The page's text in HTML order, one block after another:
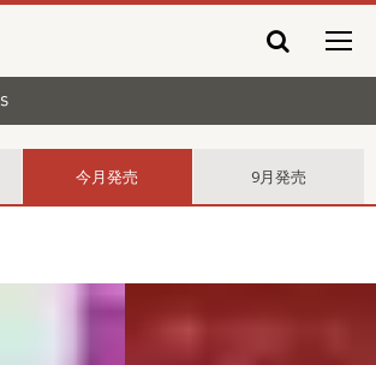
今月発売 9月発売